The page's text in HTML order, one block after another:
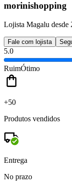
morinishopping
Lojista Magalu desde
Fale com lojista
5.0
RuimÓtimo
+50
Produtos vendidos
Entrega
No prazo